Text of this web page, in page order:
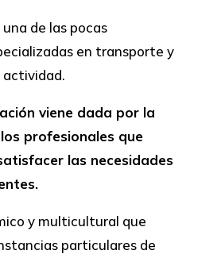
de las pocas
en transporte y
actividad.
viene dada por la
profesionales que
las necesidades
y multicultural que
particulares de